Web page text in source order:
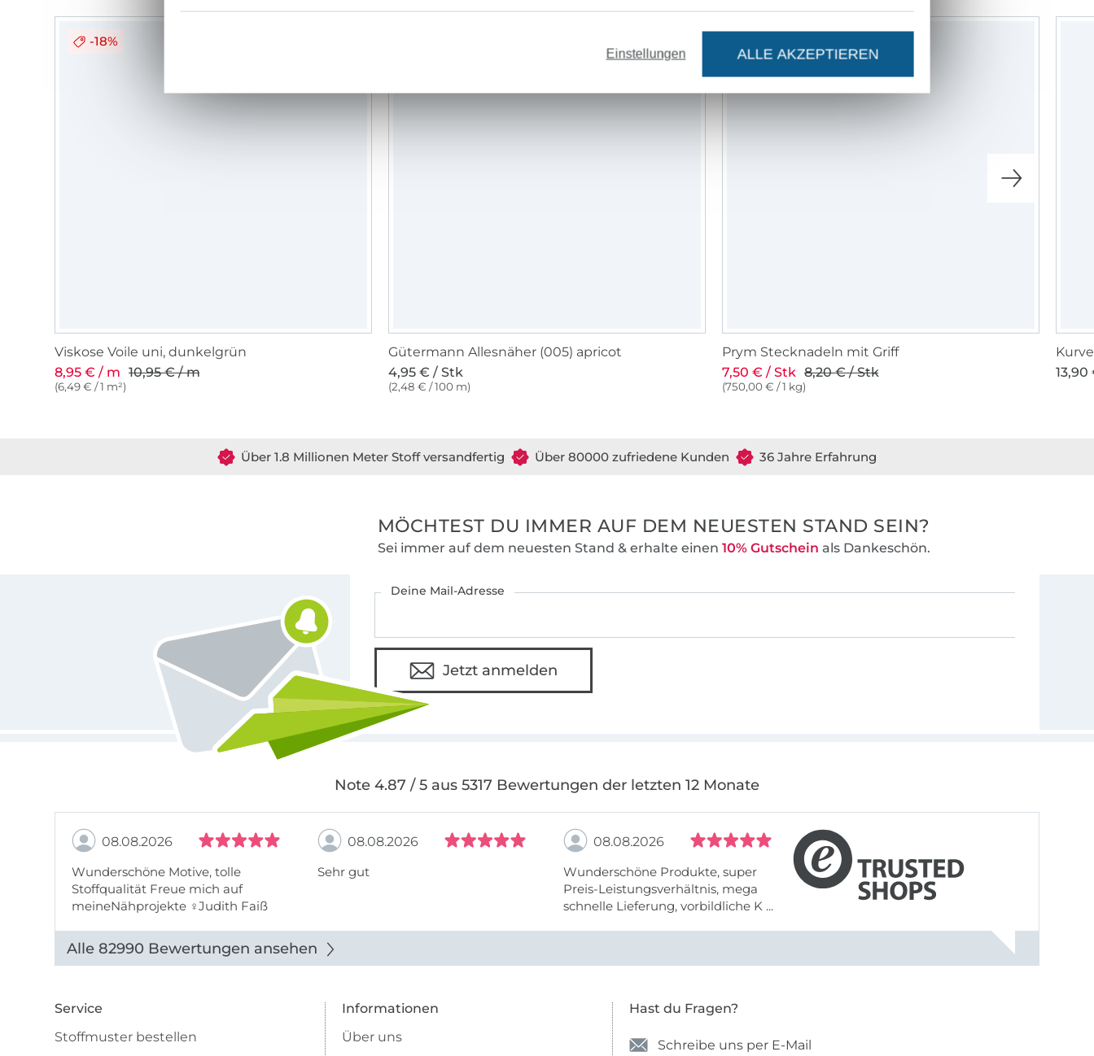
-18%
Viskose Voile uni, dunkelgrün
8,95 € / m 10,95 € / m
(6,49 € / 1 m²)
Gütermann Allesnäher (005) apricot
4,95 € / Stk
(2,48 € / 100 m)
Prym Stecknadeln mit Griff
7,50 € / Stk 8,20 € / Stk
(750,00 € / 1 kg)
Über 1.8 Millionen Meter Stoff versandfertig Über 80000 zufriedene Kunden 36 Jahre Erfahrung
MÖCHTEST DU IMMER AUF DEM NEUESTEN STAND SEIN?
Sei immer auf dem neuesten Stand & erhalte einen 10% Gutschein als Dankeschön.
Deine Mail-Adresse
Jetzt anmelden
Note 4.87 / 5 aus 5317 Bewertungen der letzten 12 Monate
08.08.2026
Wunderschöne Motive, tolle
Stoffqualität Freue mich auf
meineNähprojekte ♀Judith Faiß
08.08.2026
Sehr gut
08.08.2026
Wunderschöne Produkte, super
Preis-Leistungsverhältnis, mega
schnelle Lieferung, vorbildliche K ...
Alle 82990 Bewertungen ansehen
Service
Stoffmuster bestellen
Informationen
Über uns
Hast du Fragen?
Schreibe uns per E-Mail
Einstellungen ALLE AKZEPTIEREN